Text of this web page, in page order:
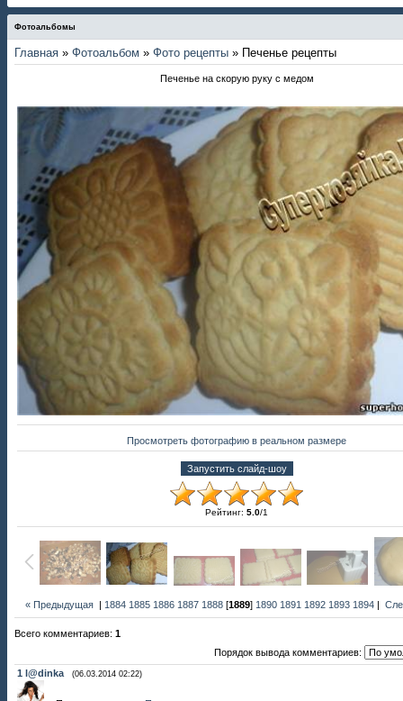
Фотоальбомы
Главная » Фотоальбом » Фото рецепты » Печенье рецепты
Печенье на скорую руку с медом
Просмотреть фотографию в реальном размере
Рейтинг: 5.0/1
« Предыдущая | 1884 1885 1886 1887 1888 [1889] 1890 1891 1892 1893 1894 |
Всего комментариев: 1
Порядок вывода комментариев:
1 l@dinka (06.03.2014 02:22)